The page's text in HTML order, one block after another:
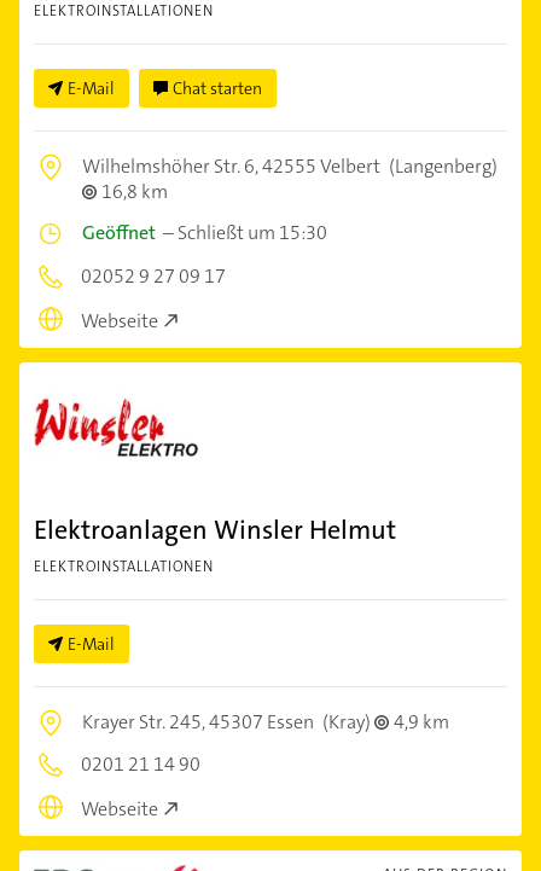
ELEKTROINSTALLATIONEN
E-Mail Chat starten
Wilhelmshöher Str. 6,42555 Velbert (Langenberg)
16,8 km
Geöffnet –Schließt um 15:30
02052 9 27 09 17
Webseite
Elektroanlagen Winsler Helmut
ELEKTROINSTALLATIONEN
E-Mail
Krayer Str. 245,45307 Essen (Kray)
4,9 km
0201 21 14 90
Webseite